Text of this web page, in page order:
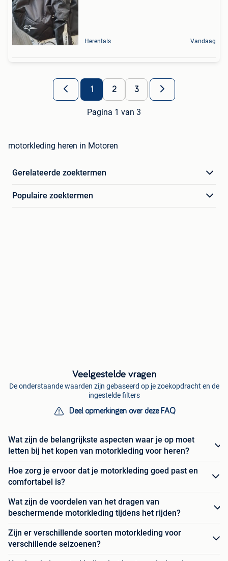
Herentals Vandaag
1 2 3
Pagina 1 van 3
motorkleding heren in Motoren
Gerelateerde zoektermen
Populaire zoektermen
Veelgestelde vragen
De onderstaande waarden zijn gebaseerd op je zoekopdracht en de
ingestelde filters
Deel opmerkingen over deze FAQ
Wat zijn de belangrijkste aspecten waar je op moet
letten bij het kopen van motorkleding voor heren?
Hoe zorg je ervoor dat je motorkleding goed past en
comfortabel is?
Wat zijn de voordelen van het dragen van
beschermende motorkleding tijdens het rijden?
Zijn er verschillende soorten motorkleding voor
verschillende seizoenen?